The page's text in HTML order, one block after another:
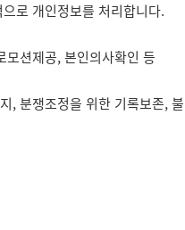
로 개인정보를 처리합니다.
모션제공, 본인의사확인 등
, 분쟁조정을 위한 기록보존,